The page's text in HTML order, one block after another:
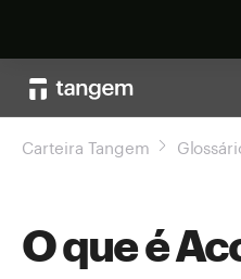
Carteira Tangem
O que é